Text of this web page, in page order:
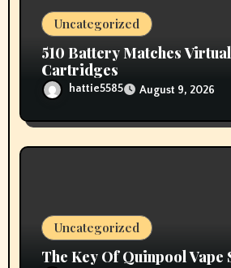
Uncategorized
510 Battery Matches
Cartridges
hattie5585 August 9, 2026
Uncategorized
The Key Of Quinpool Vape